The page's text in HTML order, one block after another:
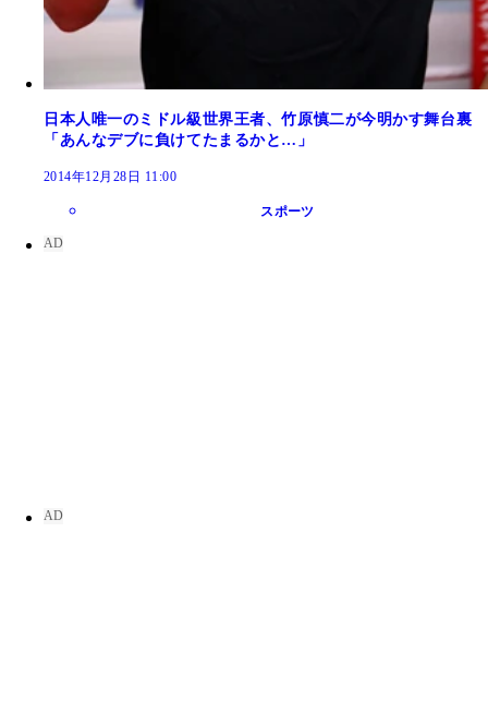
日本人唯一のミドル級世界王者、竹原慎二が今明かす舞台裏
「あんなデブに負けてたまるかと…」
2014年12月28日 11:00
スポーツ